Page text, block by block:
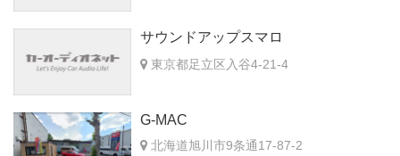
サウンドアップスマロ
東京都足立区入谷4-21-4
G-MAC
北海道旭川市9条通17-87-2